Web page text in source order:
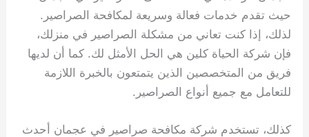
حيث تقدم خدمات فعالة وسريعة لمكافحة الصراصير.
لذلك، إذا كنت تعاني من مشكلة الصراصير في منزلك،
فإن شركة الحياة كلين هي الحل الأمثل لك. كما أن لديها
فريق من المتخصصين الذين يتمتعون بالخبرة اللازمة
للتعامل مع جميع أنواع الصراصير.
كذلك، تستخدم شركة مكافحة صراصير في عجمان أحدث